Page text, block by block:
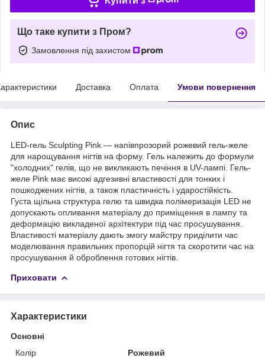
Що таке купити з Пром?
Замовлення під захистом
Доставка Оплата Умови повернення
Опис
LED-гель Sculpting Pink — напівпрозорий рожевий гель-желе
для нарощування нігтів на форму. Гель належить до формули
"холодних" гелів, що не викликають печіння в UV-лампі. Гель-
желе Pink має високі адгезивні властивості для тонких і
пошкоджених нігтів, а також пластичність і ударостійкість.
Густа щільна структура гелю та швидка полімеризація LED не
допускають опливання матеріалу до приміщення в лампу та
деформацію викладеної архітектури під час просушування.
Властивості матеріалу дають змогу майстру приділити час
моделювання правильних пропорцій нігтя та скоротити час на
просушування й оброблення готових нігтів.
Приховати
Характеристики
Основні
Колір
Рожевий